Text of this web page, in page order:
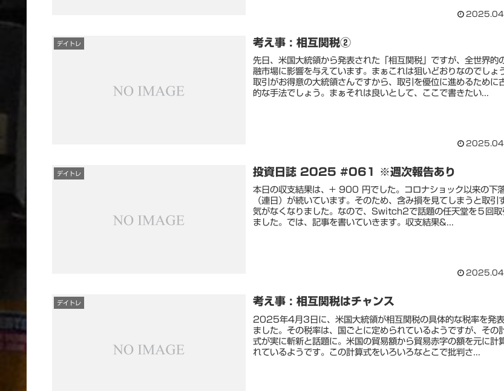
デイトレ 考え事 : 相互関税②
先日、米国大統領から発表された「相互関税」ですが、全世界的
融市場に影響を与えています。まぁこれは狙いどおりなのでしょ
取引がお得意の大統領さんですから、取引を優位に進めるために
的な手法でしょう。まぁそれは良いとして、ここで書きたい...
デイトレ 投資日誌 2025 #061 ※週次報告あり
本日の収支結果は、+ 900 円でした。コロナショック以来の下
（連日）が続いています。そのため、含み損を見てしまうと取引
気がなくなりました。なので、Switch2で話題の任天堂を５回取
ました。では、記事を書いていきます。収支結果&...
デイトレ 考え事 : 相互関税はチャンス
2025年4月3日に、米国大統領が相互関税の具体的な税率を発
ました。その税率は、国ごとに定められているようですが、その
式が実に斬新と話題に。米国の貿易額から貿易赤字の額を元に計
れているようです。この計算式をいろいろなとこで批判さ...